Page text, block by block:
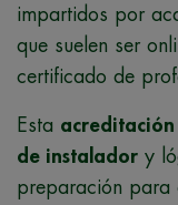
impartidos por
que suelen ser
certificado de
Esta acreditación
de instalador y
preparación para